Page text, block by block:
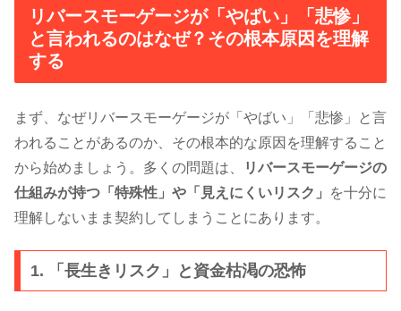
リバースモーゲージが「やばい」「悲惨」
と言われるのはなぜ？その根本原因を理解
する
まず、なぜリバースモーゲージが「やばい」「悲惨」と言
われることがあるのか、その根本的な原因を理解すること
から始めましょう。多くの問題は、
リバースモーゲージの
仕組みが持つ「特殊性」や「見えにくいリスク」
を十分に
理解しないまま契約してしまうことにあります。
1. 「長生きリスク」と資金枯渇の恐怖